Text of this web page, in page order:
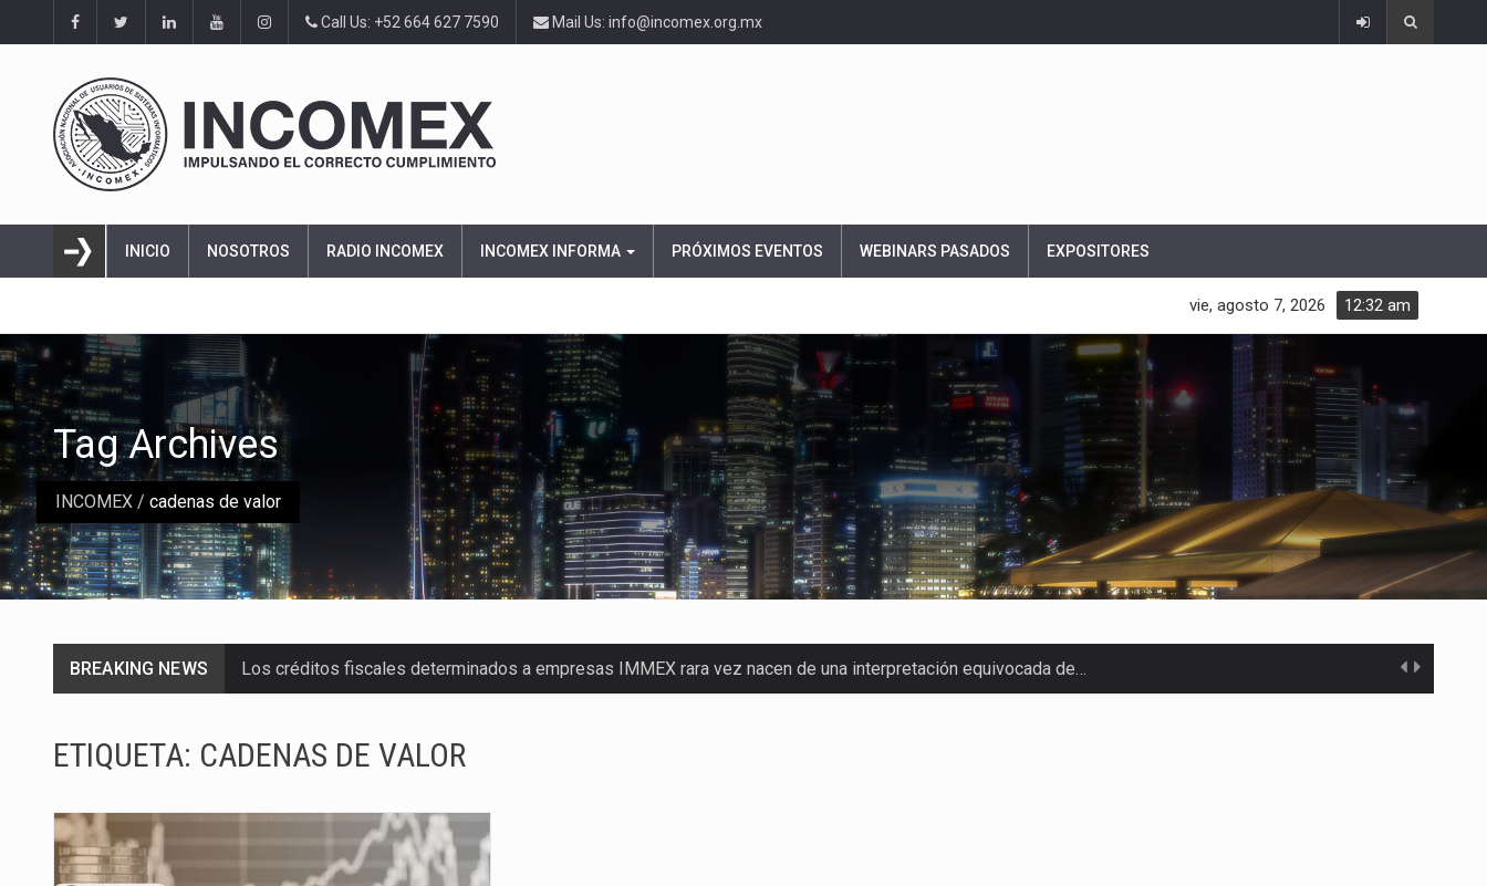
Call Us: +52 664 627 7590 Mail Us: info@incomex.org.mx
INICIO NOSOTROS RADIO INCOMEX INCOMEX INFORMA PRÓXIMOS EVENTOS WEBINARS PASADOS EXPOSITORES
12:32 am
vie, agosto 7, 2026
INCOMEX / cadenas de valor
Tag Archives
BREAKING NEWS Los créditos fiscales determinados a empresas IMMEX rara vez nacen de una interpretación equivocada de…
La inversión fija bruta en México registró un aumento de 1.1% interanual en mayo de…
El gobierno de Estados Unidos anunciará un arancel del 15 % sobre los productos fabricados…
El Departamento de Agricultura de Estados Unidos (USDA) suspendió el 5 de agosto de 2026…
ETIQUETA: CADENAS DE VALOR